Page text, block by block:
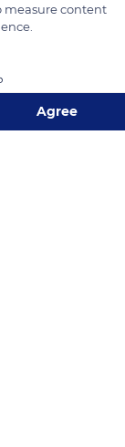
mort,
measure content
Agree